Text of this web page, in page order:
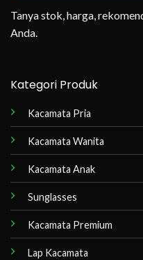
Tanya stok, harga,
Anda.
Kategori Produk
Kacamata Pria
Kacamata Wanita
Kacamata Anak
Sunglasses
Kacamata Premium
Lap Kacamata